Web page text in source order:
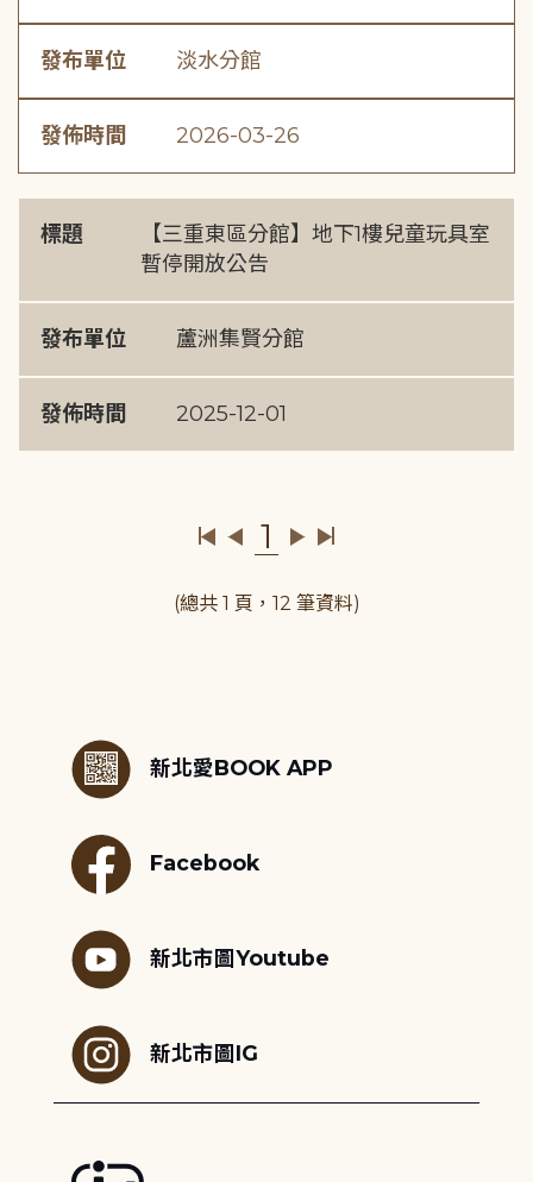
發布單位 淡水分館
發佈時間 2026-03-26
標題
【三重東區分館】地下1樓兒童玩具室
暫停開放公告
發布單位 蘆洲集賢分館
發佈時間 2025-12-01
1
(總共 1 頁，12 筆資料)
新北愛BOOK APP
Facebook
新北市圖Youtube
新北市圖IG